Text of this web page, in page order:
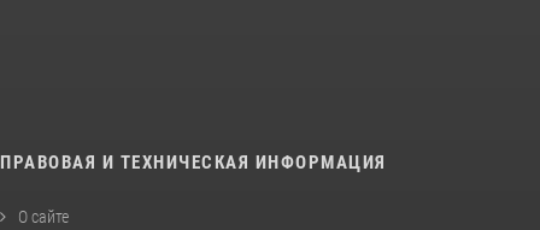
ПРАВОВАЯ И ТЕХНИЧЕСКАЯ ИНФОРМАЦИЯ
О сайте